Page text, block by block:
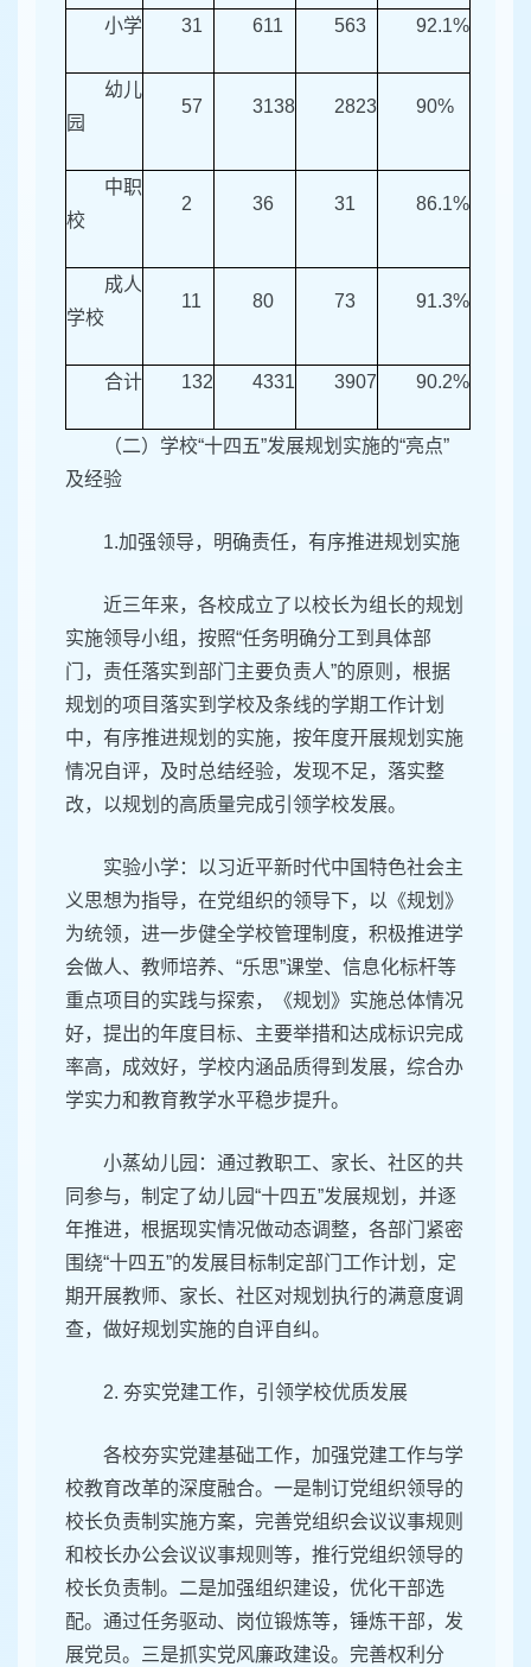
小学 31 611 563 92.1%
幼儿
园
57 3138 2823 90%
中职
校
2 36 31 86.1%
成人
学校
11 80 73 91.3%
合计 132 4331 3907 90.2%
（二）学校“十四五”发展规划实施的“亮点”
及经验
1.加强领导，明确责任，有序推进规划实施
近三年来，各校成立了以校长为组长的规划
实施领导小组，按照“任务明确分工到具体部
门，责任落实到部门主要负责人”的原则，根据
规划的项目落实到学校及条线的学期工作计划
中，有序推进规划的实施，按年度开展规划实施
情况自评，及时总结经验，发现不足，落实整
改，以规划的高质量完成引领学校发展。
实验小学：以习近平新时代中国特色社会主
义思想为指导，在党组织的领导下，以《规划》
为统领，进一步健全学校管理制度，积极推进学
会做人、教师培养、“乐思”课堂、信息化标杆等
重点项目的实践与探索，《规划》实施总体情况
好，提出的年度目标、主要举措和达成标识完成
率高，成效好，学校内涵品质得到发展，综合办
学实力和教育教学水平稳步提升。
小蒸幼儿园：通过教职工、家长、社区的共
同参与，制定了幼儿园“十四五”发展规划，并逐
年推进，根据现实情况做动态调整，各部门紧密
围绕“十四五”的发展目标制定部门工作计划，定
期开展教师、家长、社区对规划执行的满意度调
查，做好规划实施的自评自纠。
2. 夯实党建工作，引领学校优质发展
各校夯实党建基础工作，加强党建工作与学
校教育改革的深度融合。一是制订党组织领导的
校长负责制实施方案，完善党组织会议议事规则
和校长办公会议议事规则等，推行党组织领导的
校长负责制。二是加强组织建设，优化干部选
配。通过任务驱动、岗位锻炼等，锤炼干部，发
展党员。三是抓实党风廉政建设。完善权利分